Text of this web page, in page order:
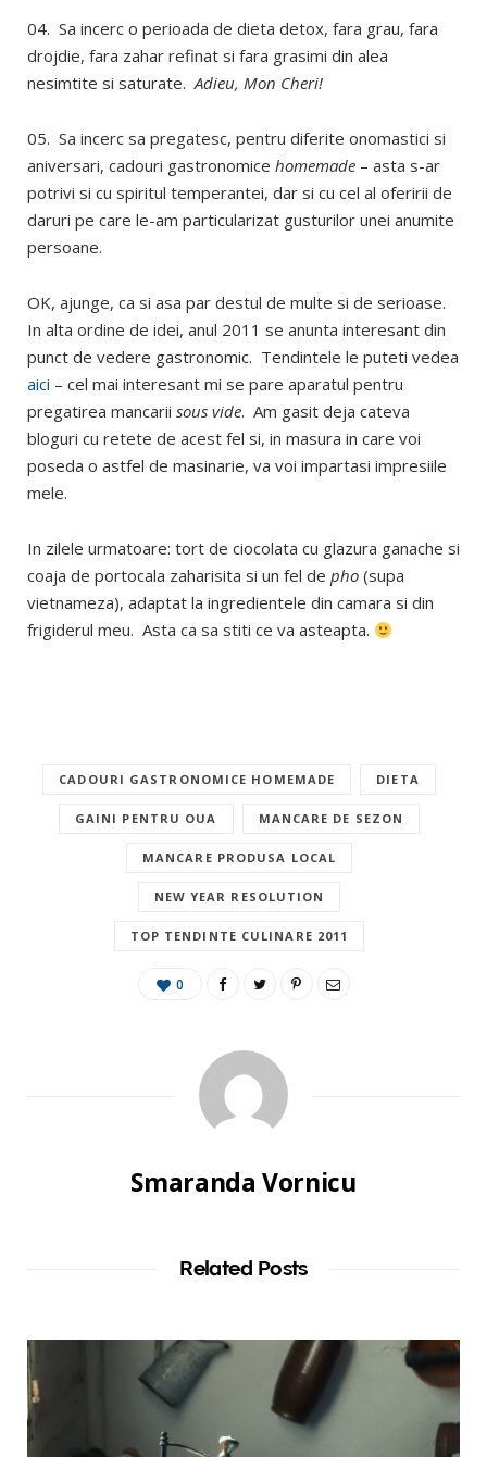
04. Sa incerc o perioada de dieta detox, fara grau, fara
drojdie, fara zahar refinat si fara grasimi din alea
nesimtite si saturate.Adieu, Mon Cheri!
05. Sa incerc sa pregatesc, pentru diferite onomastici si
aniversari, cadouri gastronomice homemade – asta s-ar
potrivi si cu spiritul temperantei, dar si cu cel al oferirii de
daruri pe care le-am particularizat gusturilor unei anumite
persoane.
OK, ajunge, ca si asa par destul de multe si de serioase.
In alta ordine de idei, anul 2011 se anunta interesant din
punct de vedere gastronomic. Tendintele le puteti vedea
aici – cel mai interesant mi se pare aparatul pentru
pregatirea mancarii sous vide. Am gasit deja cateva
bloguri cu retete de acest fel si, in masura in care voi
poseda o astfel de masinarie, va voi impartasi impresiile
mele.
In zilele urmatoare: tort de ciocolata cu glazura ganache si
coaja de portocala zaharisita si un fel de pho (supa
vietnameza), adaptat la ingredientele din camara si din
frigiderul meu. Asta ca sa stiti ce va asteapta.
CADOURI GASTRONOMICE HOMEMADE DIETA
GAINI PENTRU OUA MANCARE DE SEZON
MANCARE PRODUSA LOCAL
NEW YEAR RESOLUTION
TOP TENDINTE CULINARE 2011
0
Smaranda Vornicu
Related Posts